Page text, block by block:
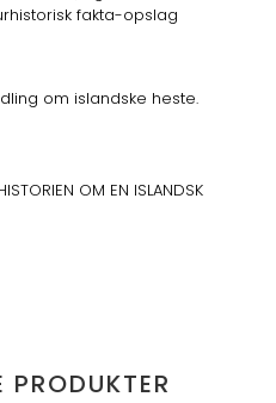
fakta-opslag
om islandske heste.
OM EN ISLANDSK
PRODUKTER